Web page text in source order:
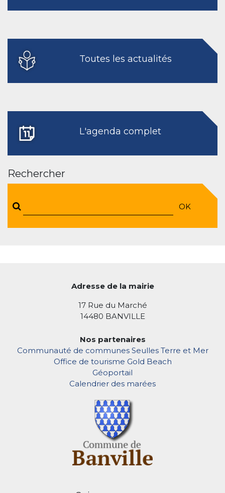
Toutes les actualités
L'agenda complet
Rechercher
OK
Adresse de la mairie
17 Rue du Marché
14480 BANVILLE
Nos partenaires
Communauté de communes Seulles Terre et Mer
Office de tourisme Gold Beach
Géoportail
Calendrier des marées